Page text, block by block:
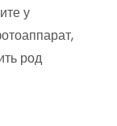
у
род